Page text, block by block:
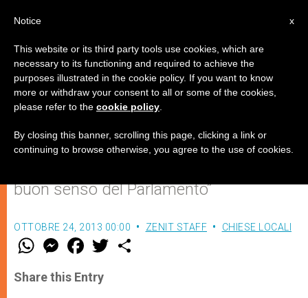
Stabilità: l'Anap non accetta
l'ennesimo attacco ai pensionati
buon senso del Parlamento”
OTTOBRE 24, 2013 00:00 ZENIT STAFF CHIESE LOCALI
W
t
s
M
e
s
e
F
a
e
b
w
Share this Entry
x
Notice
This website or its third party tools use cookies, which are
necessary to its functioning and required to achieve the
purposes illustrated in the cookie policy. If you want to know
more or withdraw your consent to all or some of the cookies,
please refer to the cookie policy
By closing this banner, scrolling this page, clicking a link or
continuing to browse otherwise, you agree to the use of cookies.